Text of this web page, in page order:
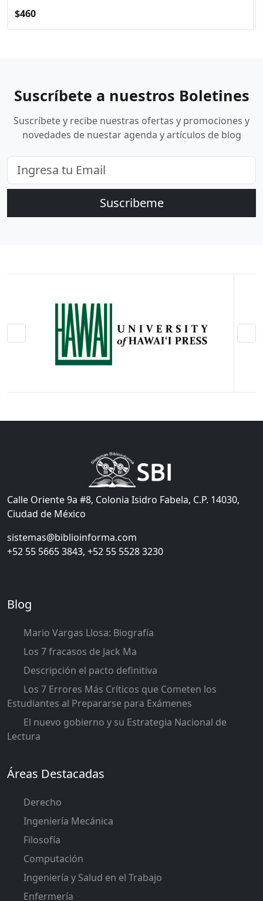
$460
Suscríbete a nuestros Boletines
Suscríbete y recibe nuestras ofertas y promociones y
novedades de nuestar agenda y artículos de blog
Suscribeme
Calle Oriente 9a #8, Colonia Isidro Fabela, C.P. 14030,
Ciudad de México
sistemas@biblioinforma.com
+52 55 5665 3843, +52 55 5528 3230
Blog
Mario Vargas Llosa: Biografía
Los 7 fracasos de Jack Ma
Descripción el pacto definitiva
Los 7 Errores Más Críticos que Cometen los
Estudiantes al Prepararse para Exámenes
El nuevo gobierno y su Estrategia Nacional de
Lectura
Áreas Destacadas
Derecho
Ingeniería Mecánica
Filosofía
Computación
Ingeniería y Salud en el Trabajo
Enfermería